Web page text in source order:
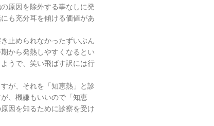
原因を除外する事なしに発
も充分耳を傾ける価値があ
止められなかったずいぶん
から発熱しやすくなるとい
うで、笑い飛ばす訳には行
が、それを「知恵熱」と診
、機嫌もいいので「知恵
因を知るために診察を受け